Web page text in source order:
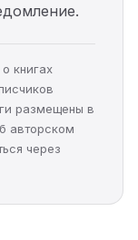
книгах
размещены в
авторском
через